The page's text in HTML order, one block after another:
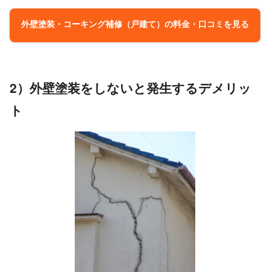
外壁塗装・コーキング補修（戸建て）の料金・口コミを見る
2）外壁塗装をしないと発生するデメリッ
ト